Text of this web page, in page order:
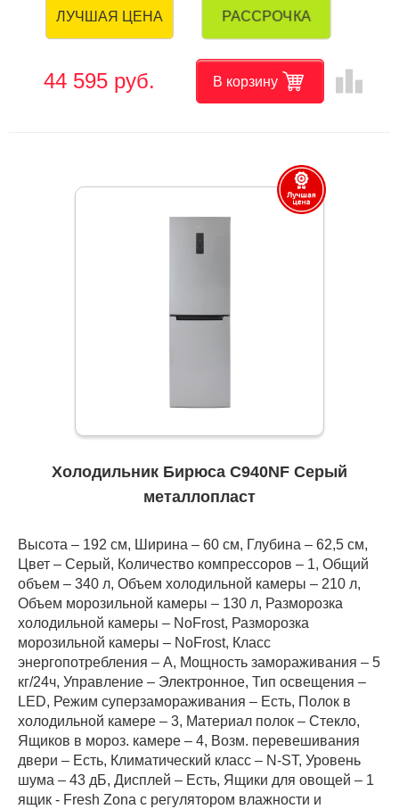
ЛУЧШАЯ ЦЕНА РАССРОЧКА
44 595 руб. В корзину leaderboard
Холодильник Бирюса C940NF Серый
металлопласт
Высота – 192 см, Ширина – 60 см, Глубина – 62,5 см,
Цвет – Серый, Количество компрессоров – 1, Общий
объем – 340 л, Объем холодильной камеры – 210 л,
Объем морозильной камеры – 130 л, Разморозка
холодильной камеры – NoFrost, Разморозка
морозильной камеры – NoFrost, Класс
энергопотребления – А, Мощность замораживания – 5
кг/24ч, Управление – Электронное, Тип освещения –
LED, Режим суперзамораживания – Есть, Полок в
холодильной камере – 3, Материал полок – Стекло,
Ящиков в мороз. камере – 4, Возм. перевешивания
двери – Есть, Климатический класс – N-ST, Уровень
шума – 43 дБ, Дисплей – Есть, Ящики для овощей – 1
ящик - Fresh Zona с регулятором влажности и